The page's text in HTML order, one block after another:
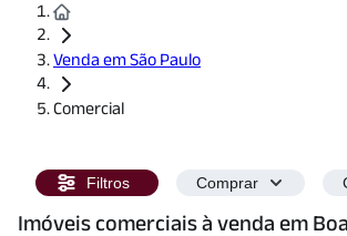
Venda em São Paulo
Comercial
Filtros Comprar
Imóveis comerciais à venda em